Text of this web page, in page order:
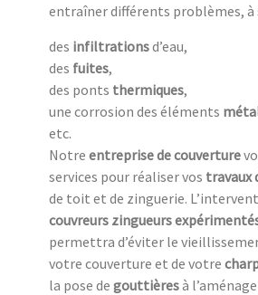
entraîner différents problèmes, à
des infiltrationsd’eau,
des fuites,
des ponts thermiques,
une corrosion des éléments
etc.
Notre entreprise de couverture
services pour réaliser vos travaux
de toit et de zinguerie.
couvreurs zingueurs
permettra d’éviter le
votre couverture et de votre
la pose de gouttièresà